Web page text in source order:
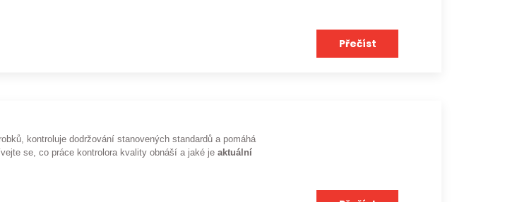
Přečíst
kontroluje dodržování stanovených standardů a pomáhá
se, co práce kontrolora kvality obnáší a jaké jeaktuální